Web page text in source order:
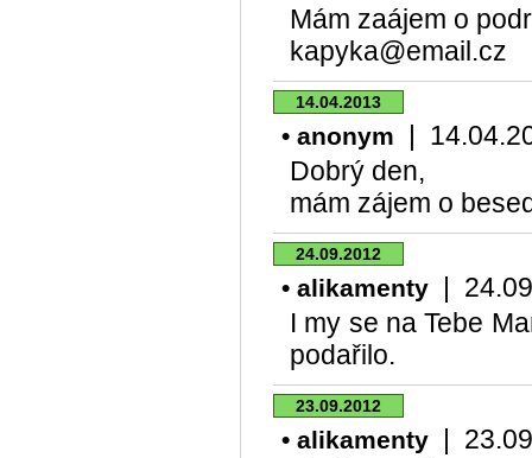
Mám zaájem o
kapyka@email.cz
14.04.2013
• anonym |
Dobrý den,
mám zájem o
24.09.2012
• alikamenty |
I my se na Tebe
podařilo.
23.09.2012
• alikamenty |